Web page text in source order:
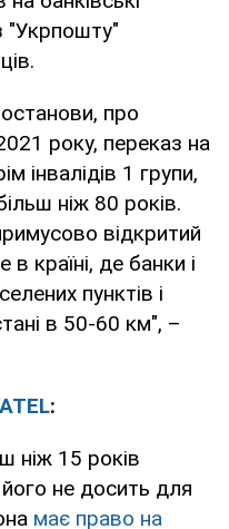
"Укрпошту"
про
року, переказ на
інвалідів 1 групи,
ніж 80 років.
відкритий
країні, де банки і
пунктів і
в 50-60 км", –
:
ніж 15 років
не досить для
має право на